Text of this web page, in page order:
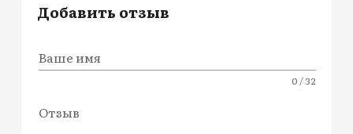
Добавить отзыв
Ваше имя
0 / 32
Отзыв